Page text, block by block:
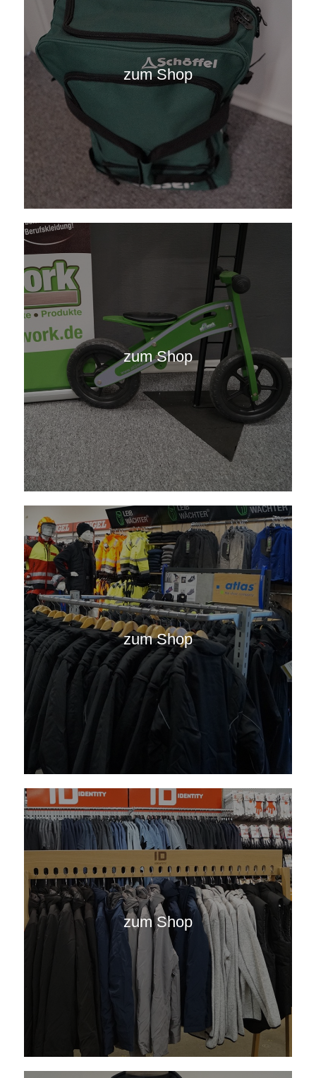
zum Shop
zum Shop
zum Shop
zum Shop